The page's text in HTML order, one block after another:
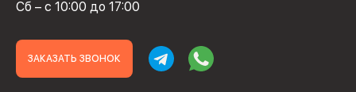
Сб – с 10:00 до 17:00
ЗАКАЗАТЬ ЗВОНОК